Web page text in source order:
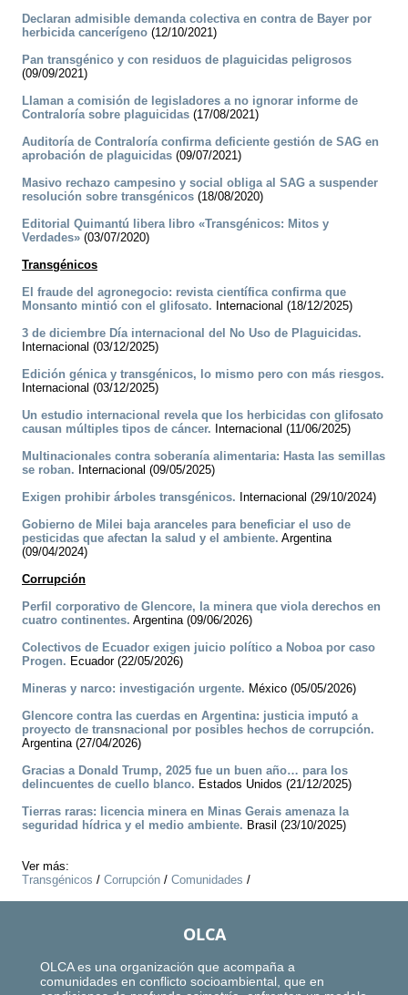
Declaran admisible demanda colectiva en contra de Bayer por
herbicida cancerígeno (12/10/2021)
Pan transgénico y con residuos de plaguicidas peligrosos
(09/09/2021)
Llaman a comisión de legisladores a no ignorar informe de
Contraloría sobre plaguicidas (17/08/2021)
Auditoría de Contraloría confirma deficiente gestión de SAG en
aprobación de plaguicidas (09/07/2021)
Masivo rechazo campesino y social obliga al SAG a suspender
resolución sobre transgénicos (18/08/2020)
Editorial Quimantú libera libro «Transgénicos: Mitos y
Verdades» (03/07/2020)
Transgénicos
El fraude del agronegocio: revista científica confirma que
Monsanto mintió con el glifosato. Internacional (18/12/2025)
3 de diciembre Día internacional del No Uso de Plaguicidas.
Internacional (03/12/2025)
Edición génica y transgénicos, lo mismo pero con más riesgos.
Internacional (03/12/2025)
Un estudio internacional revela que los herbicidas con glifosato
causan múltiples tipos de cáncer. Internacional (11/06/2025)
Multinacionales contra soberanía alimentaria: Hasta las semillas
se roban. Internacional (09/05/2025)
Exigen prohibir árboles transgénicos. Internacional (29/10/2024)
Gobierno de Milei baja aranceles para beneficiar el uso de
pesticidas que afectan la salud y el ambiente. Argentina
(09/04/2024)
Corrupción
Perfil corporativo de Glencore, la minera que viola derechos en
cuatro continentes. Argentina (09/06/2026)
Colectivos de Ecuador exigen juicio político a Noboa por caso
Progen. Ecuador (22/05/2026)
Mineras y narco: investigación urgente. México (05/05/2026)
Glencore contra las cuerdas en Argentina: justicia imputó a
proyecto de transnacional por posibles hechos de corrupción.
Argentina (27/04/2026)
Gracias a Donald Trump, 2025 fue un buen año… para los
delincuentes de cuello blanco. Estados Unidos (21/12/2025)
Tierras raras: licencia minera en Minas Gerais amenaza la
seguridad hídrica y el medio ambiente. Brasil (23/10/2025)
Ver más:
Transgénicos / Corrupción / Comunidades /
OLCA
OLCA es una organización que acompaña a
comunidades en conflicto socioambiental, que en